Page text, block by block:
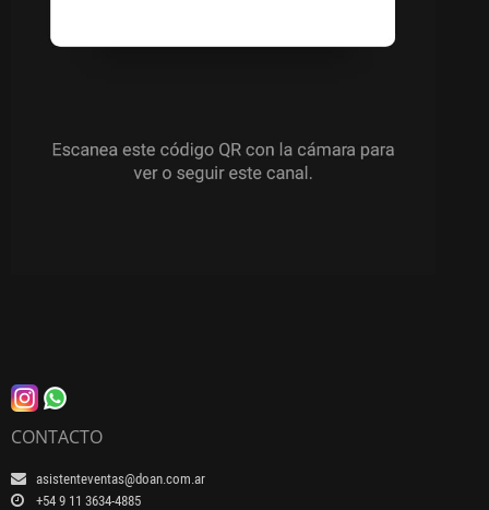
CONTACTO
asistenteventas@doan.com.ar
+54 9 11 3634-4885